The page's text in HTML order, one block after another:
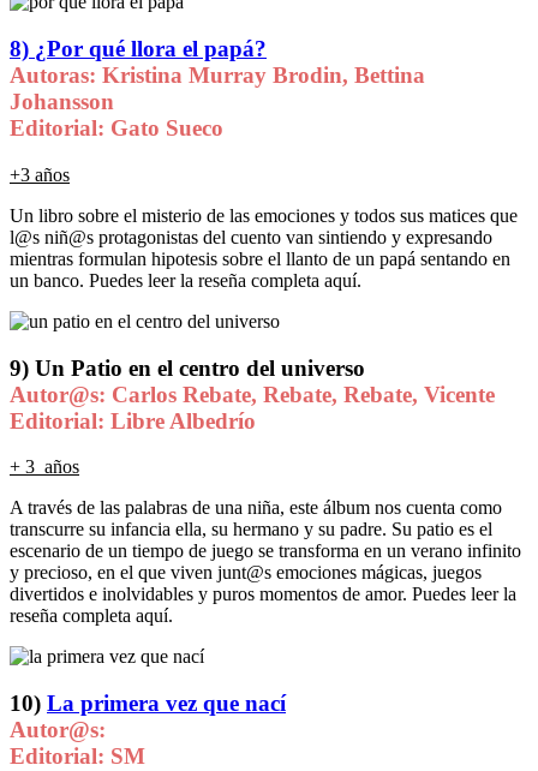
8) ¿Por qué llora el papá?
Autoras: Kristina Murray Brodin, Bettina
Johansson
Editorial: Gato Sueco
+3 años
Un libro sobre el misterio de las emociones y todos sus matices que
l@s niñ@s protagonistas del cuento van sintiendo y expresando
mientras formulan hipotesis sobre el llanto de un papá sentando en
un banco. Puedes leer la reseña completa aquí.
9) Un Patio en el centro del universo
Autor@s: Carlos Rebate, Rebate, Rebate, Vicente
Editorial: Libre Albedrío
+ 3 años
A través de las palabras de una niña, este álbum nos cuenta como
transcurre su infancia ella, su hermano y su padre. Su patio es el
escenario de un tiempo de juego se transforma en un verano infinito
y precioso, en el que viven junt@s emociones mágicas, juegos
divertidos e inolvidables y puros momentos de amor. Puedes leer la
reseña completa aquí.
10) La primera vez que nací
Autor@s:
Editorial: SM